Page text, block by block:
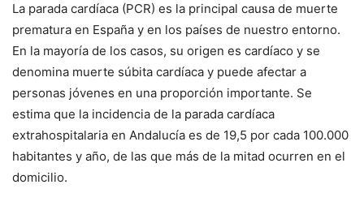
La parada cardíaca (PCR) es la principal causa de muerte
prematura en España y en los países de nuestro entorno.
En la mayoría de los casos, su origen es cardíaco y se
denomina muerte súbita cardíaca y puede afectar a
personas jóvenes en una proporción importante. Se
estima que la incidencia de la parada cardíaca
extrahospitalaria en Andalucía es de 19,5 por cada 100.000
habitantes y año, de las que más de la mitad ocurren en el
domicilio.